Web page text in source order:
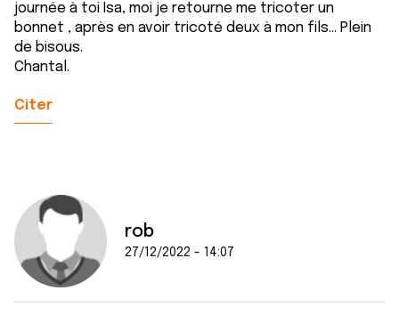
journée à toi Isa, moi je retourne me tricoter un
bonnet , après en avoir tricoté deux à mon fils... Plein
de bisous.
Chantal.
Citer
rob
27/12/2022 - 14:07